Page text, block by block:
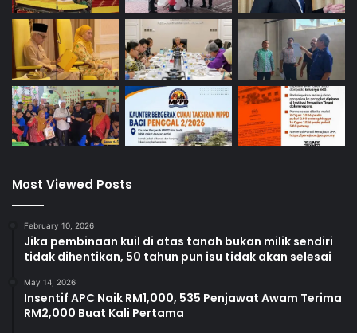
Most Viewed Posts
February 10, 2026
Jika pembinaan kuil di atas tanah bukan milik sendiri
tidak dihentikan, 50 tahun pun isu tidak akan selesai
May 14, 2026
Insentif APC Naik RM1,000, 535 Penjawat Awam Terima
RM2,000 Buat Kali Pertama